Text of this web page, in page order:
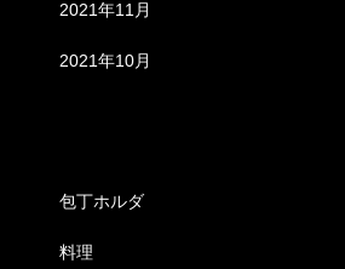
2021年11月
2021年10月
包丁ホルダ
料理